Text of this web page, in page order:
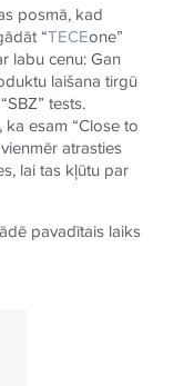
posmā, kad
“TECEone”
labu cenu: Gan
laišana tirgū
tests.
esam “Close to
atrasties
lai tas kļūtu par
pavadītais laiks